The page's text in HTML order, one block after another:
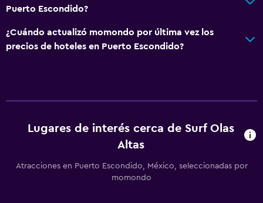
Servicios de lavandería/tintorería
Plancha y tabla de planchar
Plancha para pantalones
Estacionamiento privado
Cocina
Puerto Escondido?
¿Cuándo actualizó momondo por última vez los
precios de hoteles en Puerto Escondido?
Lugares de interés cerca de Surf Olas
Altas
Atracciones en Puerto Escondido, México, seleccionadas por
momondo